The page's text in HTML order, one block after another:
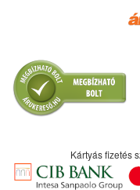
Kártyás fizetés